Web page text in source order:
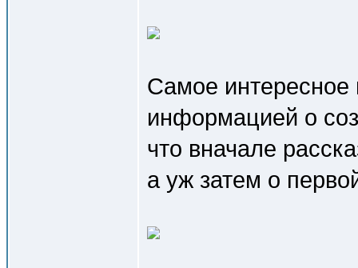
Самое интересное
информацией о
что вначале
а уж затем о